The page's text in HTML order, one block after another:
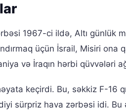
1967-ci ildə, Altı günlük
üçün İsrail, Misiri ona
və İraqın hərbi qüvvələri
keçirdi. Bu, səkkiz F-16
sürpriz hava zərbəsi idi.